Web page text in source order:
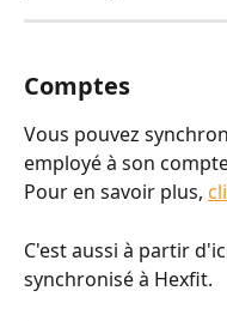
Comptes
Vous pouvez
employé à son
Pour en savoir plus,
C'est aussi à partir
synchronisé à Hexfit.